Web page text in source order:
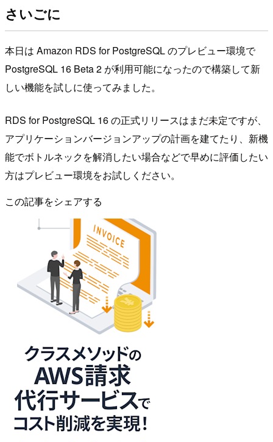
さいごに
本日は Amazon RDS for PostgreSQL のプレビュー環境で
PostgreSQL 16 Beta 2 が利用可能になったので構築して新
しい機能を試しに使ってみました。
RDS for PostgreSQL 16 の正式リリースはまだ未定ですが、
アプリケーションバージョンアップの計画を建てたり、新機
能でボトルネックを解消したい場合などで早めに評価したい
方はプレビュー環境をお試しください。
この記事をシェアする